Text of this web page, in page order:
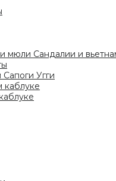
мюли Сандалии и
Сапоги Угги
каблуке